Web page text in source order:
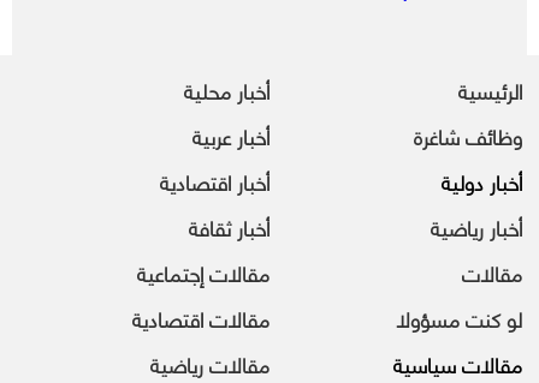
الرئيسية
أخبار محلية
وظائف شاغرة
أخبار عربية
أخبار دولية
أخبار اقتصادية
أخبار رياضية
أخبار ثقافة
مقالات
مقالات إجتماعية
لو كنت مسؤولا
مقالات اقتصادية
مقالات سياسية
مقالات رياضية